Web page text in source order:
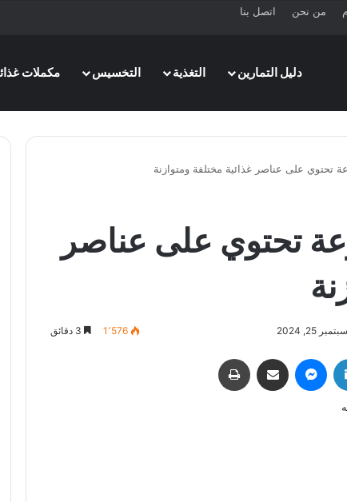
من نحن اتصل بنا
دليل التمارين
التغذية التخسيس مكملات
تحتوي على عناصر
25, 2024 1٬576
لينكدإن ماسنجر مشاركة عبر البريد